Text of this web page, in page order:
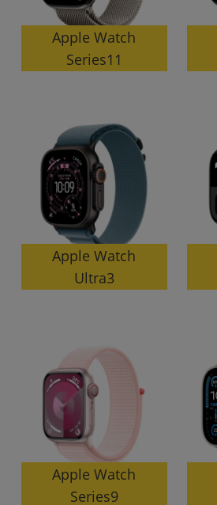
Apple Watch
Series11
Apple Watch
Ultra3
Apple Watch
Series9
商品シリーズ名・ブランド名の絞り込み。
「iPhone」「Xperia」「Galaxy」など
製造、販売メーカーの絞り込み
商品の搭載機能による絞り込み
「5G対応」「防水」「ワンセグ」など
ドライブ
ドライブの絞り込み
ランク
商品状態の絞り込み
「新品」「未使用」「中古」など
~
モニタサイズ